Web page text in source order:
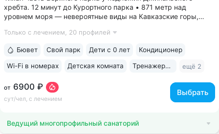
хребта. 12 минут до Курортного парка • 871 метр над
уровнем моря ­— невероятные виды на Кавказские горы,
расположены лучшие смотровые площадки Кисловодска •
Только с лечением, 20 профилей
от 6900 ₽
сут/чел, с лечением
Выбрать
Бювет Свой парк Дети с 0 лет Кондиционер
Wi-Fi в номерах Детская комната Тренажерный зал ещё 2
Ведущий многопрофильный санаторий